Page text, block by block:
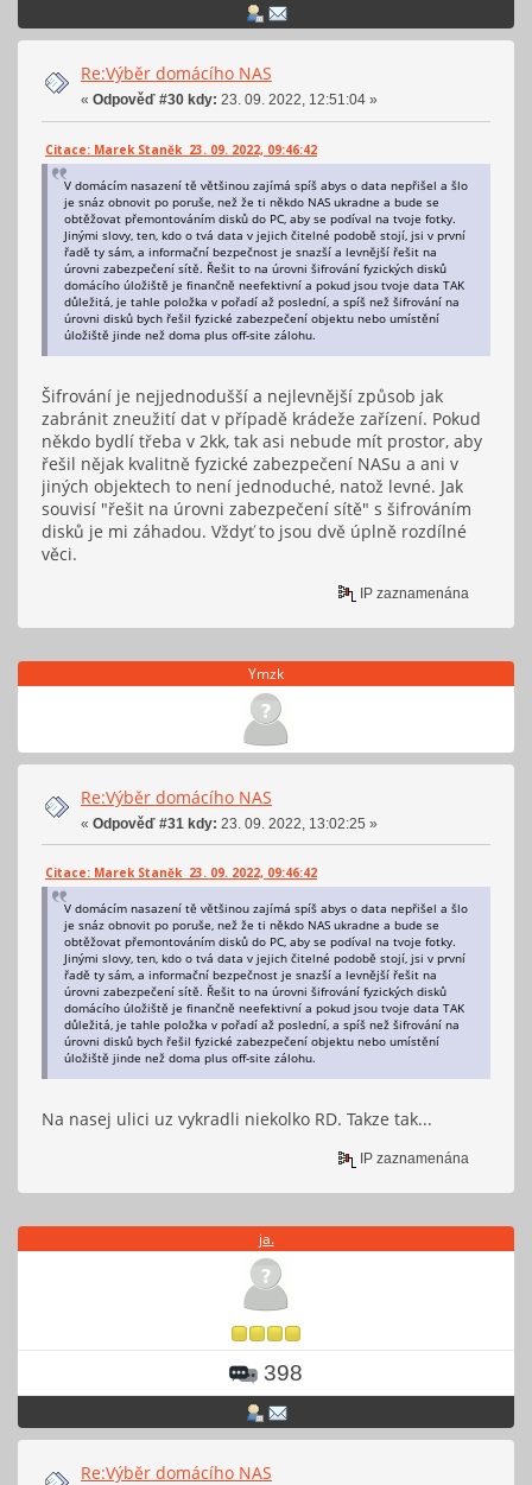
Re:Výběr domácího NAS
« Odpověď #30 kdy: 23. 09. 2022, 12:51:04 »
Citace: Marek Staněk 23. 09. 2022, 09:46:42
V domácím nasazení tě většinou zajímá spíš abys o data nepřišel a šlo
je snáz obnovit po poruše, než že ti někdo NAS ukradne a bude se
obtěžovat přemontováním disků do PC, aby se podíval na tvoje fotky.
Jinými slovy, ten, kdo o tvá data v jejich čitelné podobě stojí, jsi v první
řadě ty sám, a informační bezpečnost je snazší a levnější řešit na
úrovni zabezpečení sítě. Řešit to na úrovni šifrování fyzických disků
domácího úložiště je finančně neefektivní a pokud jsou tvoje data TAK
důležitá, je tahle položka v pořadí až poslední, a spíš než šifrování na
úrovni disků bych řešil fyzické zabezpečení objektu nebo umístění
úložiště jinde než doma plus off-site zálohu.
Šifrování je nejjednodušší a nejlevnější způsob jak
zabránit zneužití dat v případě krádeže zařízení. Pokud
někdo bydlí třeba v 2kk, tak asi nebude mít prostor, aby
řešil nějak kvalitně fyzické zabezpečení NASu a ani v
jiných objektech to není jednoduché, natož levné. Jak
souvisí "řešit na úrovni zabezpečení sítě" s šifrováním
disků je mi záhadou. Vždyť to jsou dvě úplně rozdílné
věci.
IP zaznamenána
Ymzk
Re:Výběr domácího NAS
« Odpověď #31 kdy: 23. 09. 2022, 13:02:25 »
Citace: Marek Staněk 23. 09. 2022, 09:46:42
V domácím nasazení tě většinou zajímá spíš abys o data nepřišel a šlo
je snáz obnovit po poruše, než že ti někdo NAS ukradne a bude se
obtěžovat přemontováním disků do PC, aby se podíval na tvoje fotky.
Jinými slovy, ten, kdo o tvá data v jejich čitelné podobě stojí, jsi v první
řadě ty sám, a informační bezpečnost je snazší a levnější řešit na
úrovni zabezpečení sítě. Řešit to na úrovni šifrování fyzických disků
domácího úložiště je finančně neefektivní a pokud jsou tvoje data TAK
důležitá, je tahle položka v pořadí až poslední, a spíš než šifrování na
úrovni disků bych řešil fyzické zabezpečení objektu nebo umístění
úložiště jinde než doma plus off-site zálohu.
Na nasej ulici uz vykradli niekolko RD. Takze tak...
IP zaznamenána
ja.
398
Re:Výběr domácího NAS